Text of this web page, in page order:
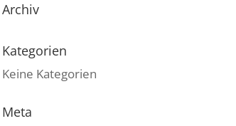
Archiv
Kategorien
Keine Kategorien
Meta